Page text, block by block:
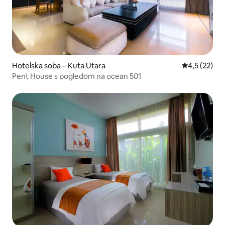
Hotelska soba – Kuta Utara Prosječna
4,5 (22)
Pent House s pogledom na ocean 501